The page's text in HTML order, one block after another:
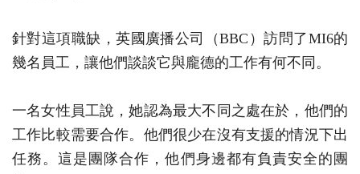
針對這項職缺，英國廣播公司（BBC）訪問了MI6的
幾名員工，讓他們談談它與龐德的工作有何不同。
一名女性員工說，她認為最大不同之處在於，他們的
工作比較需要合作。他們很少在沒有支援的情況下出
任務。這是團隊合作，他們身邊都有負責安全的團